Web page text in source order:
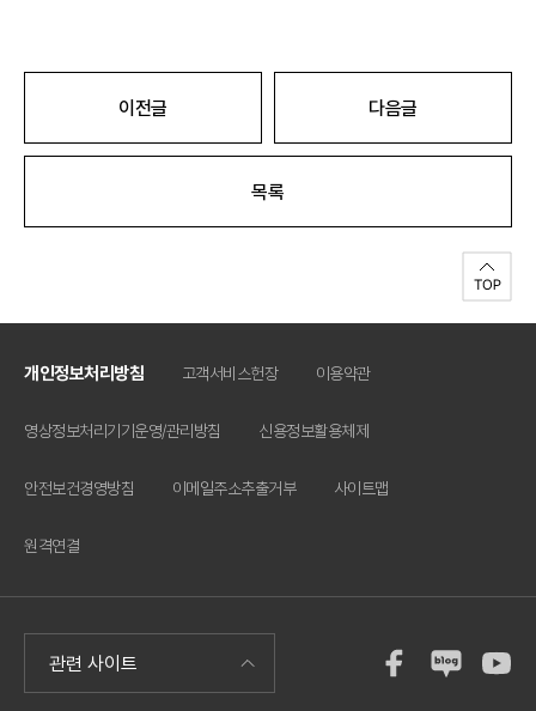
이전글 다음글
목록
개인정보처리방침 고객서비스헌장 이용약관
영상정보처리기기운영/관리방침 신용정보활용체제
안전보건경영방침 이메일주소추출거부 사이트맵
원격연결